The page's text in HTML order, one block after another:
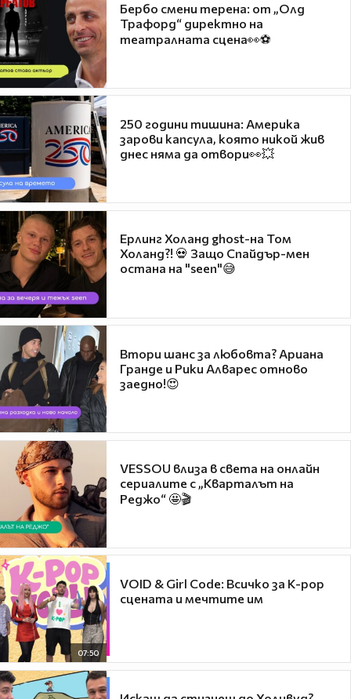
Бербо смени терена: от „Олд
Трафорд“ директно на
театралната сцена👀⚽
250 години тишина: Америка
зарови капсула, която никой жив
днес няма да отвори👀💥
Ерлинг Холанд ghost-на Том
Холанд?! 💀 Защо Спайдър-мен
остана на "seen"😅
Втори шанс за любовта? Ариана
Гранде и Рики Алварес отново
заедно!😍
VESSOU влиза в света на онлайн
сериалите с „Кварталът на
Реджо“ 🤩🎬
07:50
VOID & Girl Code: Всичко за K-pop
сцената и мечтите им